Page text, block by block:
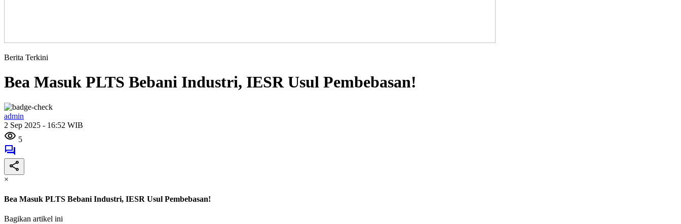
Berita Terkini
Bea Masuk PLTS Bebani Industri, IESR Usul Pembebasan!
admin
2 Sep 2025 - 16:52 WIB
5
×
Bea Masuk PLTS Bebani Industri, IESR Usul Pembebasan!
Bagikan artikel ini